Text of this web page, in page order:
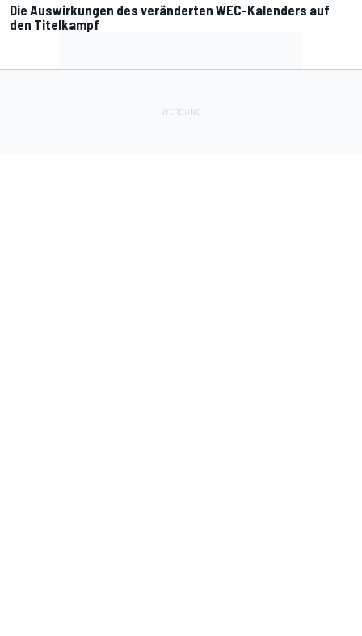
Die Auswirkungen des veränderten WEC-Kalenders auf
den Titelkampf